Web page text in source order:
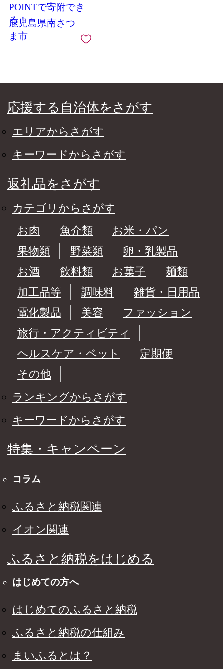
菜 常温 おかず レトル
ト YSフーズ 鹿児島 南
さつま市
POINTで寄附でき
る！
鹿児島県南さつ
ま市
応援する自治体をさがす
エリアからさがす
キーワードからさがす
返礼品をさがす
カテゴリからさがす
お肉
魚介類
お米・パン
果物類
野菜類
卵・乳製品
お酒
飲料類 お菓子
麺類
加工品等
調味料
雑貨・日用品
電化製品
美容
ファッション
旅行・アクティビティ
ヘルスケア・ペット
定期便
その他
ランキングからさがす
キーワードからさがす
特集・キャンペーン
コラム
ふるさと納税関連
イオン関連
ふるさと納税をはじめる
はじめての方へ
はじめてのふるさと納税
ふるさと納税の仕組み
まいふるとは？